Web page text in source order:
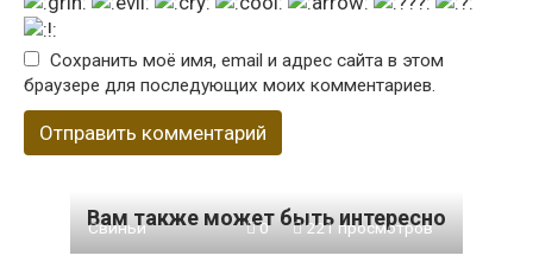
Сохранить моё имя, email и адрес сайта в этом
браузере для последующих моих комментариев.
Вам также может быть интересно
Свиньи 0 221 просмотров